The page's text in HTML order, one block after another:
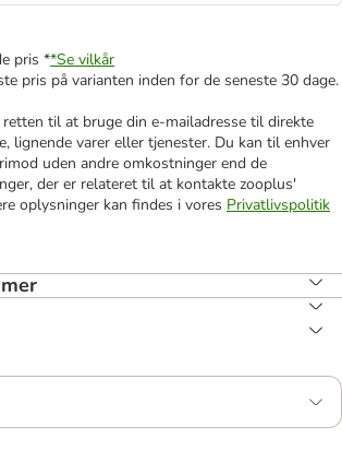
pris **Se vilkår
pris på varianten inden for de seneste 30 dage.
til at bruge din e-mailadresse til direkte
lignende varer eller tjenester. Du kan til enhver
uden andre omkostninger end de
der er relateret til at kontakte zooplus'
oplysninger kan findes i vores Privatlivspolitik